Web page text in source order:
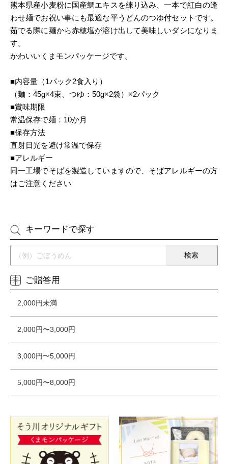
熊本県産小麦粉に国産鯛エキスを練り込み、一本で紅白の逢
わせ麺でお祝い事にも最適な平うどんのつゆ付セットです。
茹でる際に麺から赤穂塩が溶け出して美味しいダシになりま
す。
かわいいくまモンパッケージです。
■内容量（1パック2食入り）
（麺：45g×4束、つゆ：50g×2袋）×2パック
■賞味期限
常温保存で麺：10か月
■保存方法
直射日光を避け常温で保存
■アレルギー
同一工場でそばを製造していますので、そばアレルギーの方
はご注意ください
キーワードで探す
ご贈答用
2,000円未満
2,000円〜3,000円
3,000円〜5,000円
5,000円〜8,000円